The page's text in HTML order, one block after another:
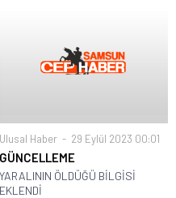
Ulusal Haber 29 Eylül 2023 00:01
GÜNCELLEME
YARALININ ÖLDÜĞÜ BİLGİSİ
EKLENDİ